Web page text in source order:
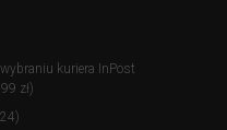
kuriera InPost
zł)